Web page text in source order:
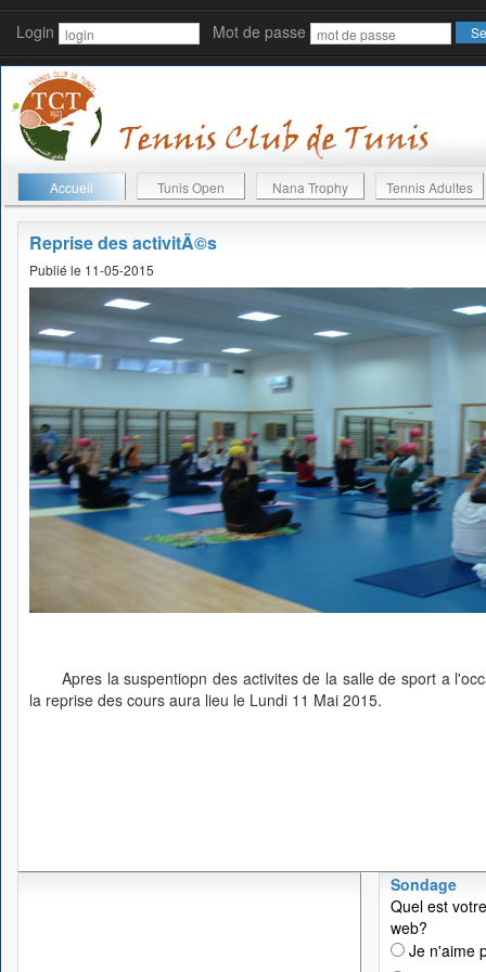
Login Mot de passe
Accueil Tunis Open Nana Trophy Tennis Adultes
Reprise des activitÃ©s
Publié le 11-05-2015
Apres la suspentiopn des activites de la salle de sport a
la reprise des cours aura lieu le Lundi 11 Mai 2015.
Sondage
Quel est
web?
Je n'aime